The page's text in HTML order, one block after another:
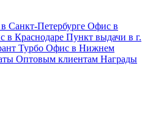
Санкт-Петербурге Офис в
в Краснодаре Пункт выдачи в г.
Турбо Офис в Нижнем
Оптовым клиентам Награды